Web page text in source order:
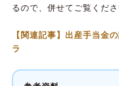
るので、併せてご覧くださ
【関連記事】出産手当金
ラ